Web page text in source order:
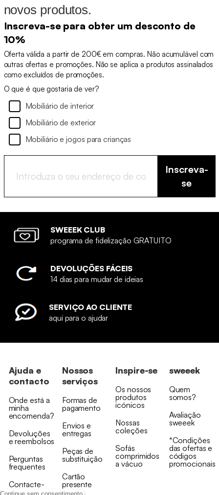
novos produtos.
Inscreva-se para obter um desconto de
10%
Oferta válida a partir de 200€ em compras. Não acumulável com
outras ofertas e promoções. Não se aplica a produtos assinalados
como excluídos de promoções.
O que é que gostaria de ver?
Mobiliário de interior
Mobiliário de exterior
Mobiliário e jogos para crianças
Inscreva-
se
SWEEEK CLUB
programa de fidelização GRATUITO
DEVOLUÇÕES FÁCEIS
14 dias para mudar de ideias
SERVIÇO AO CLIENTE
aqui para o ajudar
Ajuda e
contacto
Onde está a
minha
encomenda?
Devoluções
e reembolsos
Perguntas
frequentes
Contacte-
nos
Nossos
serviços
Formas de
pagamento
Envios e
entregas
Peças de
substituição
Cartão
presente
Inspire-se
Os nossos
produtos
icónicos
Nossas
coleções
Sofás
comprimidos
a vácuo
sweeek
Quem
somos?
Avaliação
sweeek
*Condições
das ofertas e
códigos
promocionais